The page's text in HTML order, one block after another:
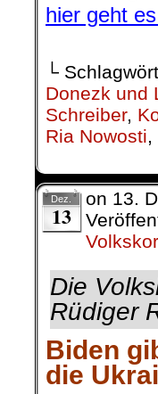
hier geht
└
Donezk und
Schreiber,
Ria Nowosti,
Dez.
13
on 13.
Die
Rüdiger
Biden
die